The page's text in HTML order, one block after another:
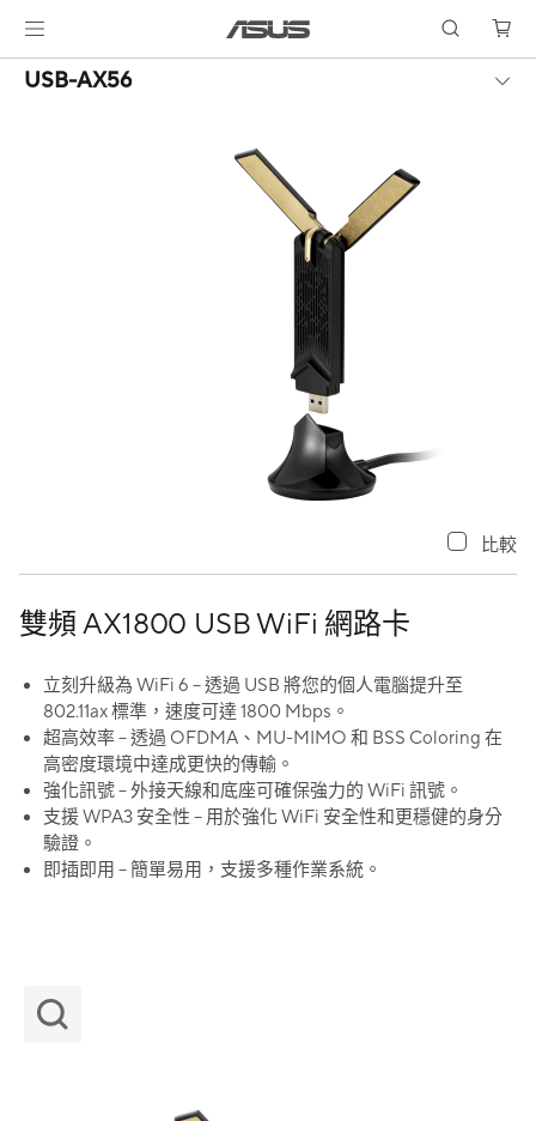
USB-AX56
雙頻 AX1800 USB WiFi 網路卡
立刻升級為 WiFi 6 – 透過 USB 將您的個人電腦提升至
802.11ax 標準，速度可達 1800 Mbps。
超高效率 – 透過 OFDMA、MU-MIMO 和 BSS Coloring 在
高密度環境中達成更快的傳輸。
強化訊號 – 外接天線和底座可確保強力的 WiFi 訊號。
支援 WPA3 安全性 – 用於強化 WiFi 安全性和更穩健的身分
驗證。
即插即用 – 簡單易用，支援多種作業系統。
比較